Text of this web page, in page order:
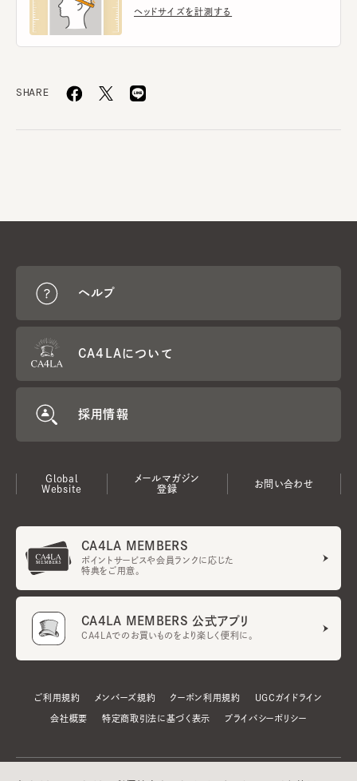
ヘッドサイズを計測する
SHARE
ヘルプ
CA4LAについて
採用情報
Global
Website
メールマガジン
登録
お問い合わせ
CA4LA MEMBERS
ポイントサービスや会員ランクに応じた
特典をご用意。
CA4LA MEMBERS 公式アプリ
CA4LAでのお買いものをより楽しく便利に。
ご利用規約 メンバーズ規約 クーポン利用規約 UGCガイドライン
会社概要 特定商取引法に基づく表示 プライバシーポリシー